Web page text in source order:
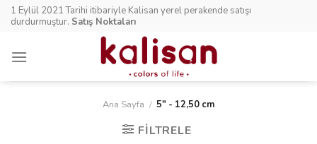
Skip1 Eylül 2021 Tarihi itibariyle Kalisan yerel perakende satışı
durdurmuştur. Satış Noktaları
Ana Sayfa / 5" - 12,50 cm
FILTRELE